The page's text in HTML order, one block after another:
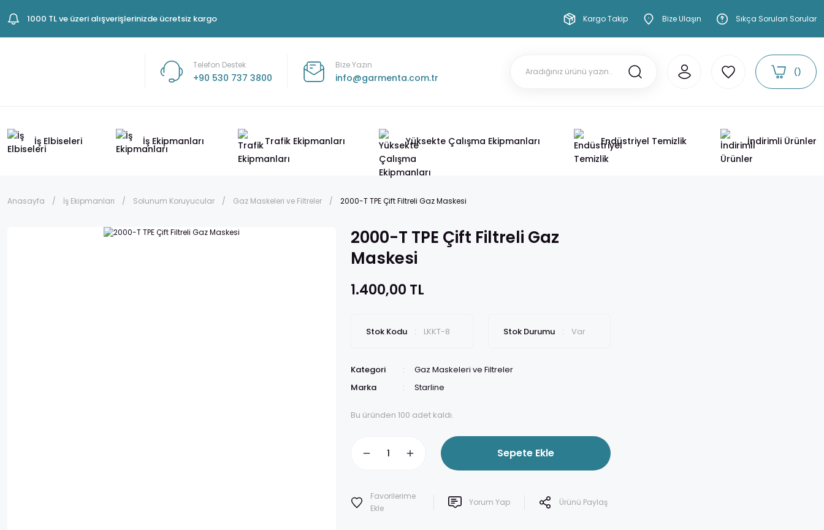
1000 TL ve üzeri alışverişlerinizde ücretsiz kargo Kargo Takip Bize Ulaşın Sıkça Sorulan Sorular
Telefon Destek
+90 530 737 3800
Bize Yazın
info@garmenta.com.tr
İş Elbiseleri İş Ekipmanları Trafik Ekipmanları Yüksekte Çalışma Ekipmanları Endüstriyel Temizlik İndirimli Ürünler
Anasayfa İş Ekipmanları Solunum Koruyucular Gaz Maskeleri ve Filtreler 2000-T TPE Çift Filtreli Gaz Maskesi
2000-T TPE Çift Filtreli Gaz
Maskesi
1.400,00 TL
Stok Kodu LKKT-8 Stok Durumu Var
Kategori
Gaz Maskeleri ve Filtreler
Marka
Starline
Bu üründen 100 adet kaldı.
Sepete Ekle
Yorum Yap Ürünü Paylaş